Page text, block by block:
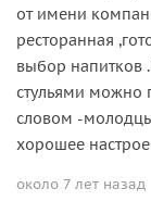
от имени
ресторанная
выбор напитков
стульями можно
словом -
хорошее
около 7 лет назад